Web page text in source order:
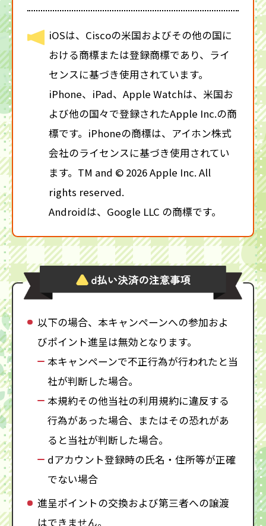
iOSは、Ciscoの米国およびその他の国に
おける商標または登録商標であり、ライ
センスに基づき使用されています。
iPhone、iPad、Apple Watchは、米国お
よび他の国々で登録されたApple Inc.の商
標です。iPhoneの商標は、アイホン株式
会社のライセンスに基づき使用されてい
ます。TM and © 2026 Apple Inc. All
rights reserved.
Androidは、Google LLC の商標です。
以下の場合、本キャンペーンへの参加およ
びポイント進呈は無効となります。
本キャンペーンで不正行為が行われたと当
社が判断した場合。
本規約その他当社の利用規約に違反する
行為があった場合、またはその恐れがあ
ると当社が判断した場合。
dアカウント登録時の氏名・住所等が正確
でない場合
進呈ポイントの交換および第三者への譲渡
はできません。